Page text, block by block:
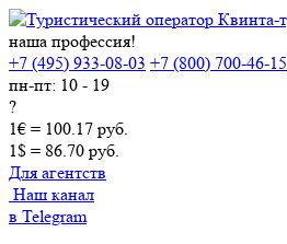
наша профессия!
+7 (495) 933-08-03 +7 (800) 700-46-15
пн-пт: 10 - 19
?
1€ = 100.17 руб.
1$ = 86.70 руб.
Для агентств
Наш канал
в Telegram